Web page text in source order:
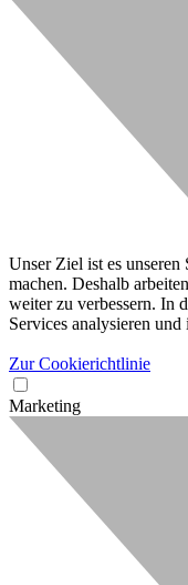
Unser Ziel ist es
machen. Deshalb
weiter zu verbessern. In
Services analysieren
Zur Cookierichtlinie
Marketing